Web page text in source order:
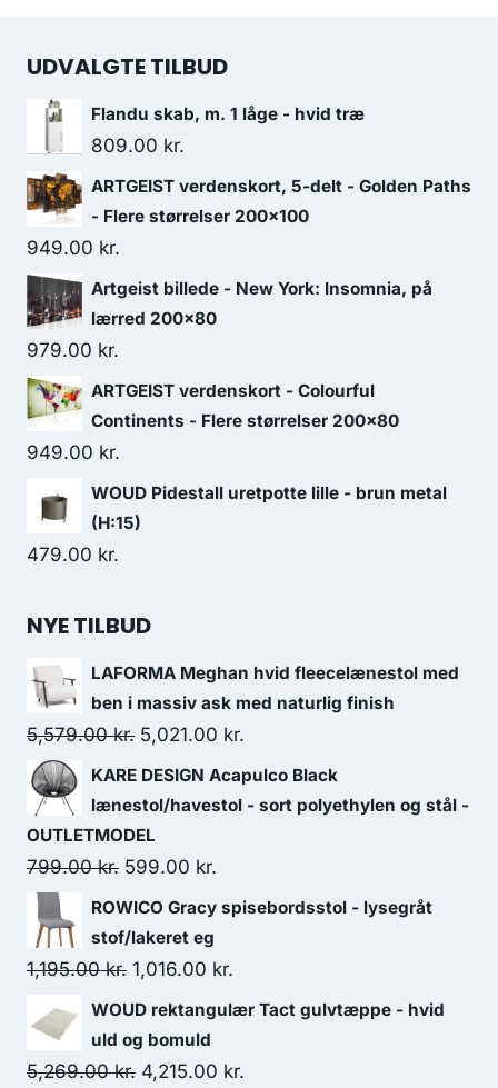
UDVALGTE TILBUD
Flandu skab, m. 1 låge - hvid træ
809.00 kr.
ARTGEIST verdenskort, 5-delt - Golden Paths
- Flere størrelser 200x100
949.00 kr.
Artgeist billede - New York: Insomnia, på
lærred 200x80
979.00 kr.
ARTGEIST verdenskort - Colourful
Continents - Flere størrelser 200x80
949.00 kr.
WOUD Pidestall uretpotte lille - brun metal
(H:15)
479.00 kr.
NYE TILBUD
LAFORMA Meghan hvid fleecelænestol med
ben i massiv ask med naturlig finish
5,579.00kr. 5,021.00 kr.
KARE DESIGN Acapulco Black
lænestol/havestol - sort polyethylen og stål -
OUTLETMODEL
799.00kr. 599.00 kr.
ROWICO Gracy spisebordsstol - lysegråt
stof/lakeret eg
1,195.00kr. 1,016.00 kr.
WOUD rektangulær Tact gulvtæppe - hvid
uld og bomuld
5,269.00kr. 4,215.00 kr.